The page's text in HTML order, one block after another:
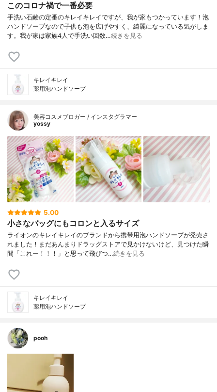
このコロナ禍で一番必要
手洗い石鹸の定番のキレイキレイですが、我が家もつかっています！泡
ハンドソープなので子供も泡を広げやすく、綺麗になっている気がしま
す。我が家は家族4人で手洗い回数…続きを見る
キレイキレイ
薬用泡ハンドソープ
美容コスメブロガー / インスタグラマー
yossy
5.00
小さなバッグにもコロンと入るサイズ
ライオンのキレイキレイのブランドから携帯用泡ハンドソープが発売さ
れました！まだあんまりドラッグストアで見かけないけど、見つけた瞬
間「これー！！！」と思って飛びつ…続きを見る
キレイキレイ
薬用泡ハンドソープ
pooh